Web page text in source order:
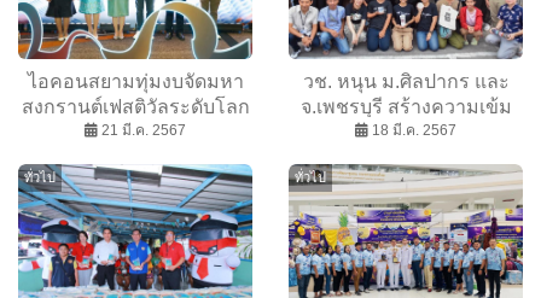
ไอคอนสยามทุ่มงบจัดมหา
สงกรานต์เฟสติวัลระดับโลก
ตอกย้ำการเป็น Global
เนรมิตพื้นที่ริมแม่น้ำ
เจ้าพระยา ยิ่งใหญ่-สาดสนุก
ตลอด 10-21 เม.ย. 2567 นี้
21 มี.ค. 2567
วช. หนุน ม.ศิลปากร และ
จ.เพชรบุรี สร้างความเข้ม
แข็งอัตลักษณ์เพชรบุรีสู่
ด้านอาหารUNESCO
18 มี.ค. 2567
ทั่วไป ทั่วไป